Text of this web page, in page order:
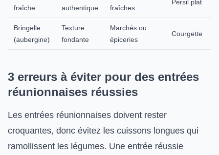
fraîche authentique fraîches
Persil plat
Bringelle
(aubergine)
Texture
fondante
Marchés ou
épiceries
Courgette
3 erreurs à éviter pour des entrées
réunionnaises réussies
Les entrées réunionnaises doivent rester
croquantes, donc évitez les cuissons longues qui
ramollissent les légumes. Une entrée réussie